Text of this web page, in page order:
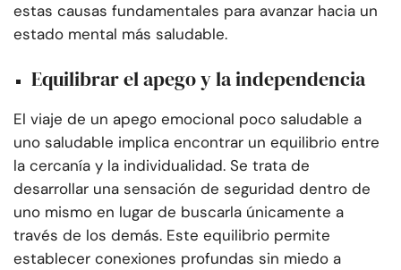
estas causas fundamentales para avanzar hacia un
estado mental más saludable.
Equilibrar el apego y la independencia
El viaje de un apego emocional poco saludable a
uno saludable implica encontrar un equilibrio entre
la cercanía y la individualidad. Se trata de
desarrollar una sensación de seguridad dentro de
uno mismo en lugar de buscarla únicamente a
través de los demás. Este equilibrio permite
establecer conexiones profundas sin miedo a